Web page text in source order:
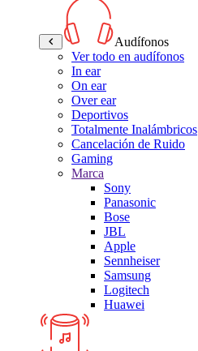
Audífonos
Ver todo en audífonos
In ear
On ear
Over ear
Deportivos
Totalmente Inalámbricos
Cancelación de Ruido
Gaming
Marca
Sony
Panasonic
Bose
JBL
Apple
Sennheiser
Samsung
Logitech
Huawei